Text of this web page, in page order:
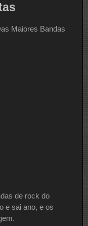
Maiores Bandas
de rock do
e sai ano, e os